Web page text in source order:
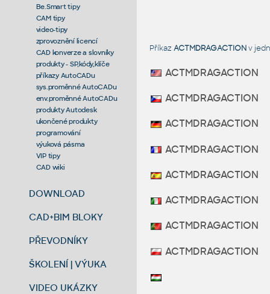
Be.Smart tipy
CAM tipy
video-tipy
zprovoznění licencí
CAD konverze a slovníky
produkty - SP,kódy,klíče
příkazy AutoCADu
sys.proměnné AutoCADu
env.proměnné AutoCADu
produkty Autodesk
ukončené produkty
programování
výuková pásma
VIP tipy
CAD wiki
DOWNLOAD
CAD+BIM BLOKY
PŘEVODNÍKY
ŠKOLENÍ | VÝUKA
VIDEO UKÁZKY
Příkaz ACTMDRAGACTIONv
ACTMDRAGACTION
ACTMDRAGACTION
ACTMDRAGACTION
ACTMDRAGACTION
ACTMDRAGACTION
ACTMDRAGACTION
ACTMDRAGACTION
ACTMDRAGACTION